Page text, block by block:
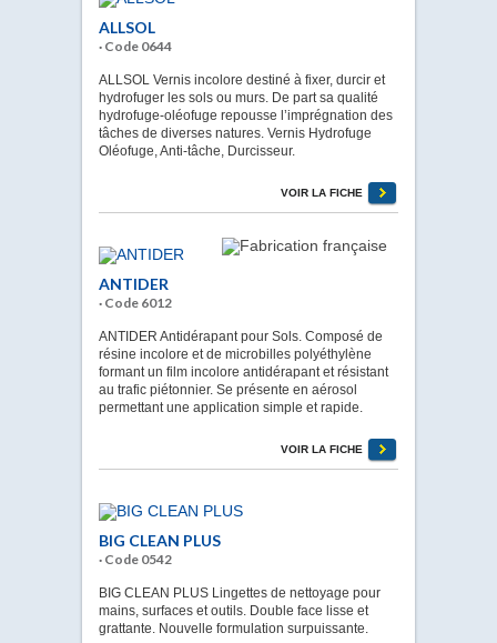
ALLSOL
· Code 0644
ALLSOL Vernis incolore destiné à fixer, durcir et
hydrofuger les sols ou murs. De part sa qualité
hydrofuge-oléofuge repousse l’imprégnation des
tâches de diverses natures. Vernis Hydrofuge
Oléofuge, Anti-tâche, Durcisseur.
VOIR LA FICHE
ANTIDER
· Code 6012
ANTIDER Antidérapant pour Sols. Composé de
résine incolore et de microbilles polyéthylène
formant un film incolore antidérapant et résistant
au trafic piétonnier. Se présente en aérosol
permettant une application simple et rapide.
VOIR LA FICHE
BIG CLEAN PLUS
· Code 0542
BIG CLEAN PLUS Lingettes de nettoyage pour
mains, surfaces et outils. Double face lisse et
grattante. Nouvelle formulation surpuissante.